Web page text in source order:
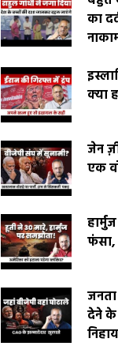
का
क्या
जेन
एक
फंसा,
देने के